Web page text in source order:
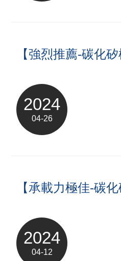
【強烈推薦-碳化
2024
04-26
【承載力極佳-碳化
2024
04-12